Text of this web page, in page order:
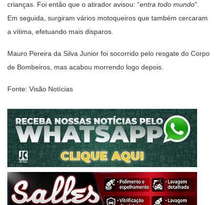
crianças. Foi então que o atirador avisou: “entra todo mundo“.
Em seguida, surgiram vários motoqueiros que também cercaram
a vítima, efetuando mais disparos.
Mauro Pereira da Silva Junior foi socorrido pelo resgate do Corpo
de Bombeiros, mas acabou morrendo logo depois.
Fonte: Visão Notícias